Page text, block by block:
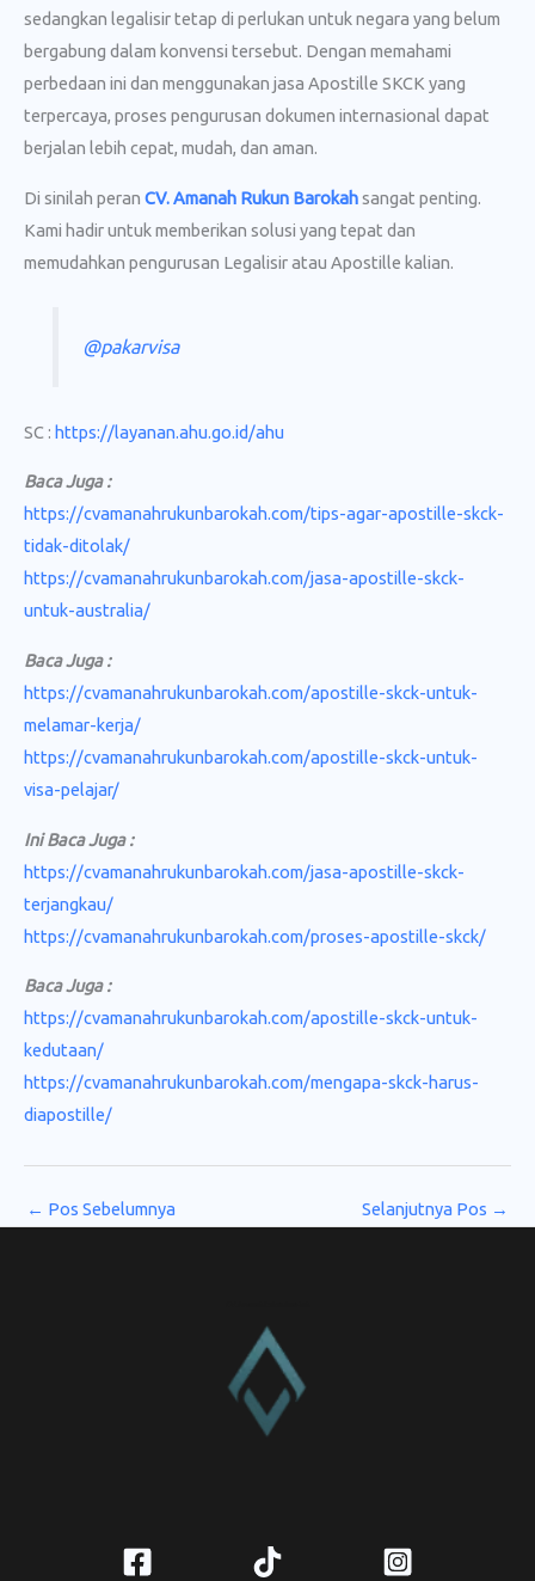
sedangkan legalisir tetap di perlukan untuk negara yang belum
bergabung dalam konvensi tersebut. Dengan memahami
perbedaan ini dan menggunakan jasa Apostille SKCK yang
terpercaya, proses pengurusan dokumen internasional dapat
berjalan lebih cepat, mudah, dan aman.
Di sinilah peran CV. Amanah Rukun Barokahsangat penting.
Kami hadir untuk memberikan solusi yang tepat dan
memudahkan pengurusan Legalisir atau Apostille kalian.
@pakarvisa
SC : https://layanan.ahu.go.id/ahu
Baca Juga :
https://cvamanahrukunbarokah.com/tips-agar-apostille-skck-
tidak-ditolak/
https://cvamanahrukunbarokah.com/jasa-apostille-skck-
untuk-australia/
Baca Juga :
https://cvamanahrukunbarokah.com/apostille-skck-untuk-
melamar-kerja/
https://cvamanahrukunbarokah.com/apostille-skck-untuk-
visa-pelajar/
Ini Baca Juga :
https://cvamanahrukunbarokah.com/jasa-apostille-skck-
terjangkau/
https://cvamanahrukunbarokah.com/proses-apostille-skck/
Baca Juga :
https://cvamanahrukunbarokah.com/apostille-skck-untuk-
kedutaan/
https://cvamanahrukunbarokah.com/mengapa-skck-harus-
diapostille/
← Pos Sebelumnya Selanjutnya Pos →